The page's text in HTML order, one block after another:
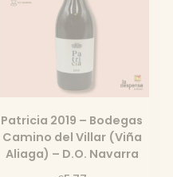
Patricia 2019 – Bodegas
Camino del Villar (Viña
Aliaga) – D.O. Navarra